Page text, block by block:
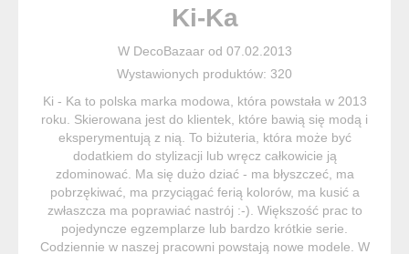
Ki-Ka
W DecoBazaar od 07.02.2013
Wystawionych produktów: 320
Ki - Ka to polska marka modowa, która powstała w 2013
roku. Skierowana jest do klientek, które bawią się modą i
eksperymentują z nią. To biżuteria, która może być
dodatkiem do stylizacji lub wręcz całkowicie ją
zdominować. Ma się dużo dziać - ma błyszczeć, ma
pobrzękiwać, ma przyciągać ferią kolorów, ma kusić a
zwłaszcza ma poprawiać nastrój :-). Większość prac to
pojedyncze egzemplarze lub bardzo krótkie serie.
Codziennie w naszej pracowni powstają nowe modele. W